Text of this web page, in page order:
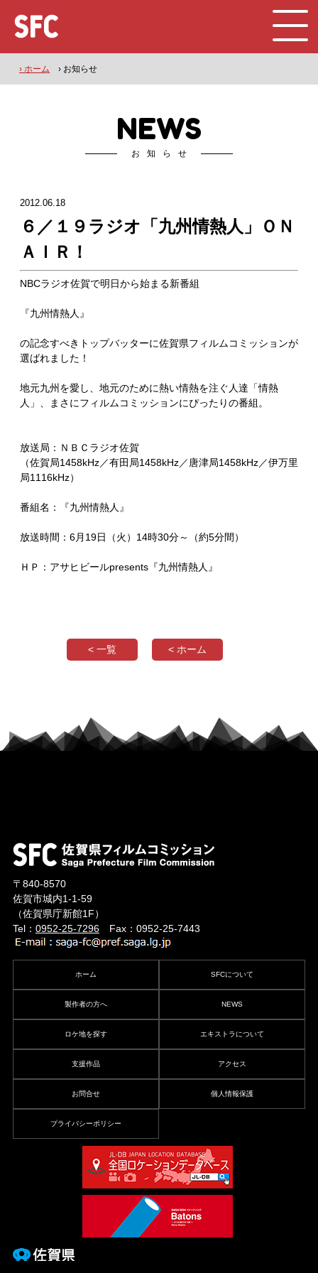
› ホーム › お知らせ
NEWS
お知らせ
2012.06.18
６／１９ラジオ「九州情熱人」ＯＮ
ＡＩＲ！
NBCラジオ佐賀で明日から始まる新番組
『九州情熱人』
の記念すべきトップバッターに佐賀県フィルムコミッションが
選ばれました！
地元九州を愛し、地元のために熱い情熱を注ぐ人達「情熱
人」、まさにフィルムコミッションにぴったりの番組。
放送局：ＮＢＣラジオ佐賀
（佐賀局1458kHz／有田局1458kHz／唐津局1458kHz／伊万里
局1116kHz）
番組名：『九州情熱人』
放送時間：6月19日（火）14時30分～（約5分間）
ＨＰ：アサヒビールpresents『九州情熱人』
< 一覧 < ホーム
〒840-8570
佐賀市城内1-1-59
（佐賀県庁新館1F）
Tel： 0952-25-7296Fax：0952-25-7443
ホーム SFCについて
製作者の方へ NEWS
ロケ地を探す エキストラについて
支援作品 アクセス
お問合せ 個人情報保護
プライバシーポリシー